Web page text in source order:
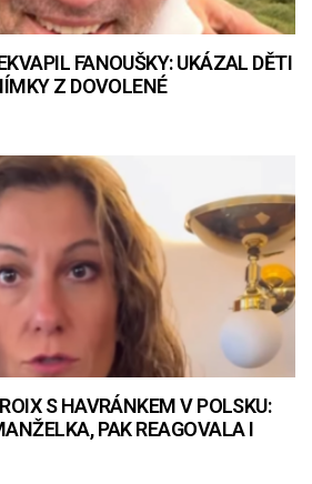
FANOUŠKY: UKÁZAL DĚTI
Z DOVOLENÉ
S HAVRÁNKEM V POLSKU:
PAK REAGOVALA I